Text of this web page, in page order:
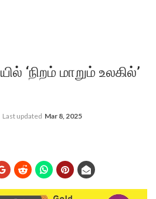
‘நிறம் மாறும் உலகில்’
Last updated Mar 8, 2025